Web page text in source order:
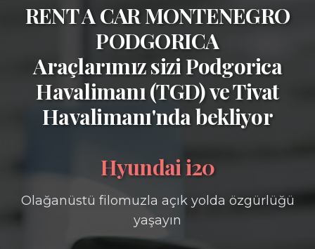
RENT A CAR MONTENEGRO
PODGORICA
Araçlarımız siziPodgorica
Havalimanı (TGD)veTivat
Havalimanı'nda bekliyor
Hyundai i20
Olağanüstü filomuzla açık yolda özgürlüğü
yaşayın